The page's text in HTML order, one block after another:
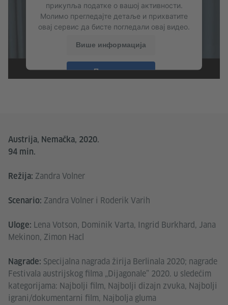
прикупља податке о вашој активности.
Молимо прегледајте детаље и прихватите
овај сервис да бисте погледали овај видео.
Више информација
Прихвати
Austrija, Nemačka, 2020.
94 min.
Režija: Zandra Volner
Scenario: Zandra Volner i Roderik Varih
Uloge: Lena Votson, Dominik Varta, Ingrid Burkhard, Jana
Mekinon, Zimon Hacl
Nagrade: Specijalna nagrada žirija Berlinala 2020; nagrade
Festivala austrijskog filma „Dijagonale” 2020. u sledećim
kategorijama: Najbolji film, Najbolji dizajn zvuka, Najbolji
igrani/dokumentarni film, Najbolja gluma